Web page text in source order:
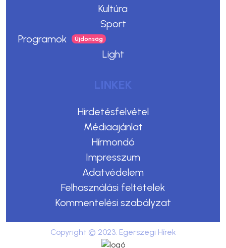
Kultúra
Sport
Programok
Light
LINKEK
Hirdetésfelvétel
Médiaajánlat
Hírmondó
Impresszum
Adatvédelem
Felhasználási feltételek
Kommentelési szabályzat
Copyright © 2023. Egerszegi Hírek